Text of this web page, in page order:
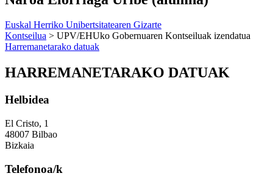
Euskal Herriko Unibertsitatearen Gizarte
Kontseilua > UPV/EHUko Gobernuaren Kontseiluak izendatua
Harremanetarako datuak
HARREMANETARAKO DATUAK
Helbidea
El Cristo, 1
48007 Bilbao
Bizkaia
Telefonoa/k